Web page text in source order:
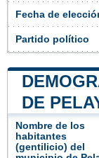
Fecha de
Partido político
DE
Nombre de los
habitantes
(gentilicio) del